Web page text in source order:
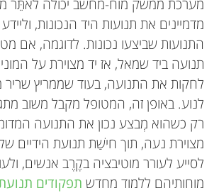
מערכת ממשק מוח-מחשב יכולה לאתֵּר
מדמיינים את תנועות היד הנכונות,
התנועות שביצעו נכונות. לדוגמה, אם
תנועה ביד שמאל, אז יד מצוירת על
לחקות את התנועה, בעוד שממריץ שריר
לנוע. באופן זה, המטופל מקבל משוב
רק כשהוא מְבצע נכון את התנועה
מצוירת נעה, תוך חישַׁת תנועת הידיים
לסייע לעורר מוטיבציה בקֶרֶב אנשים,
מוחותיהם ללמוד מחדש תפקודים